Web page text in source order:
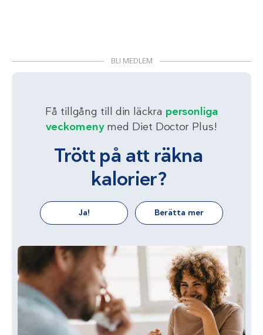
BLI MEDLEM
Få tillgång till din läckra personliga
veckomenymed Diet Doctor Plus!
Trött på att räkna
kalorier?
Ja! Berätta mer